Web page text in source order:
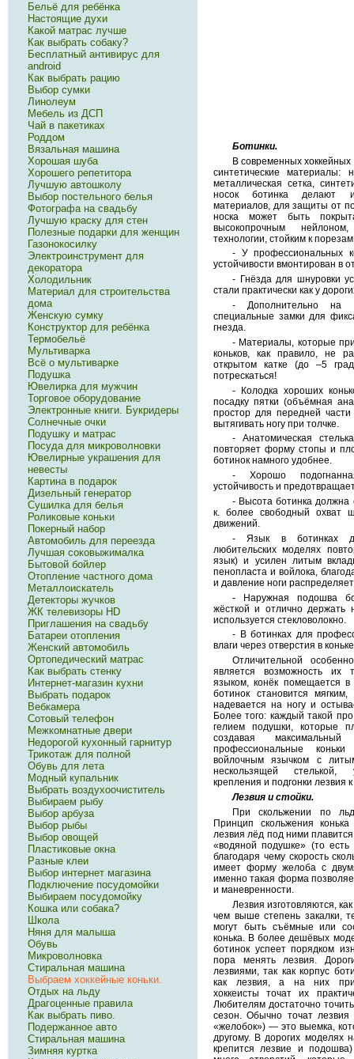
Ботинки.
В современных хоккейных
синтетические материалы:
металлическая сетка,
носок ботинка делают
материалов, для защиты от
носка может быть
высокопрочным
технологии, стойким к
- У профессиональных
устойчивости вмонтирован в
- Гнёзда для шнуровки
стали практически как у
- Дополнительно на
специальные замки для
гнезда.
- Материалы, которые
коньков, как правило, не
открытом катке (до –5
потрескаться!
- Колодка хороших
посадку пятки (объёмная
простор для передней
вытягивать ногу при толчке.
- Анатомическая
повторяет форму стопы и
ботинок намного удобнее.
- Хорошо
устойчивость и
- Высота ботинка должна
к. более свободный охват
движений.
- Язык в ботинках
любительских моделях
язык) и усилен литым
пенопласта и войлока,
и давление ноги
- Наружная подошва
жёсткой и отлично держать
используется стекловолокно.
- В ботинках для
влаги через отверстия в
Отличительной
является возможность их
языком, конёк помещается
ботинок становится
надевается на ногу и
Более того: каждый такой
гелием подушки, которые
создавая
профессиональные коньки
войлочным язычком с
нескользящей стелькой,
крепления и подгонки лезвия к
Лезвия и стойки.
При скольжении по
Принцип скольжения
лезвия лёд под ними
«водяной подушке» (то
благодаря чему скорость
имеет форму желоба с
именно такая форма
и маневренности.
Лезвия изготовляются,
чем выше степень закалки,
могут быть съёмные или
конька. В более дешёвых
ботинок успеет порядком
пора менять лезвия.
лезвиями, так как корпус
как лезвия, а на них
хоккеисты точат их
Любителям достаточно
сезон. Обычно точат
«желобок») — это выемка,
другому. В дорогих моделях
крепится лезвие и
Бельё для ребёнка
Настоящие духи
Какой матрас лучше
Как выбрать собаку?
Бесплатный антивирус для
android
Как выбрать рацию
Выбор сумки
Линолеум
Мебель из ДСП
Чай в пакетиках
Роддом
Вязальная машина
Хорошая шуба
Хорошего репетитора
Лучшую автошколу
Выбор постельного белья
Фотографа на свадьбу
Лучшую краску для стен
Полезные подарки для женщин
Газонокосилку
Электроинструмент для
декоратора
Холодильник
Материал для строительства
дома
Женскую сумку
Конструктор для ребёнка
Термобельё
Мультиварка
Всё о мультиварке
Подушка
Ювелирка для мужчин
Торговое оборудование
Электронные книги. Букридеры
Солнечные очки
Подушку и матрас
Посуда для микроволновки
Ювелирные украшения для
невесты
Картина в подарок
Дизельный генератор
Сушилка для белья
Роликовые коньки
Покерный набор
Автомобиль для переезда
Лучшая соковыжималка
Бытовой бойлер
Отопление частного дома
Металлоискатель
Детекторы жучков
ЖК телевизоры HD
Приглашения на свадьбу
Батареи отопления
Женский автомобиль
Ортопедический матрас
Как выбрать стенку
Интернет-магазин кухни
Выбрать подарок
Вебкамера
Сотовый телефон
Межкомнатные двери
Недорогой кухонный гарнитур
Трикотаж для полной
Обувь для лета
Модный купальник
Выбрать воздухоочиститель
Выбираем рыбу
Выбор арбуза
Выбор рыбы
Выбор овощей
Пластиковые окна
Разные клеи
Выбор интернет магазина
Подключение посудомойки
Выбираем посудомойку
Кошка или собака?
Школа
Няня для малыша
Обувь
Микроволновка
Стиральная машина
Выбраем хоккейные коньки.
Отдых на льду
Драгоценные правила
Как выбрать пиво.
Подержанное авто
Стиральная машина
Зимняя куртка